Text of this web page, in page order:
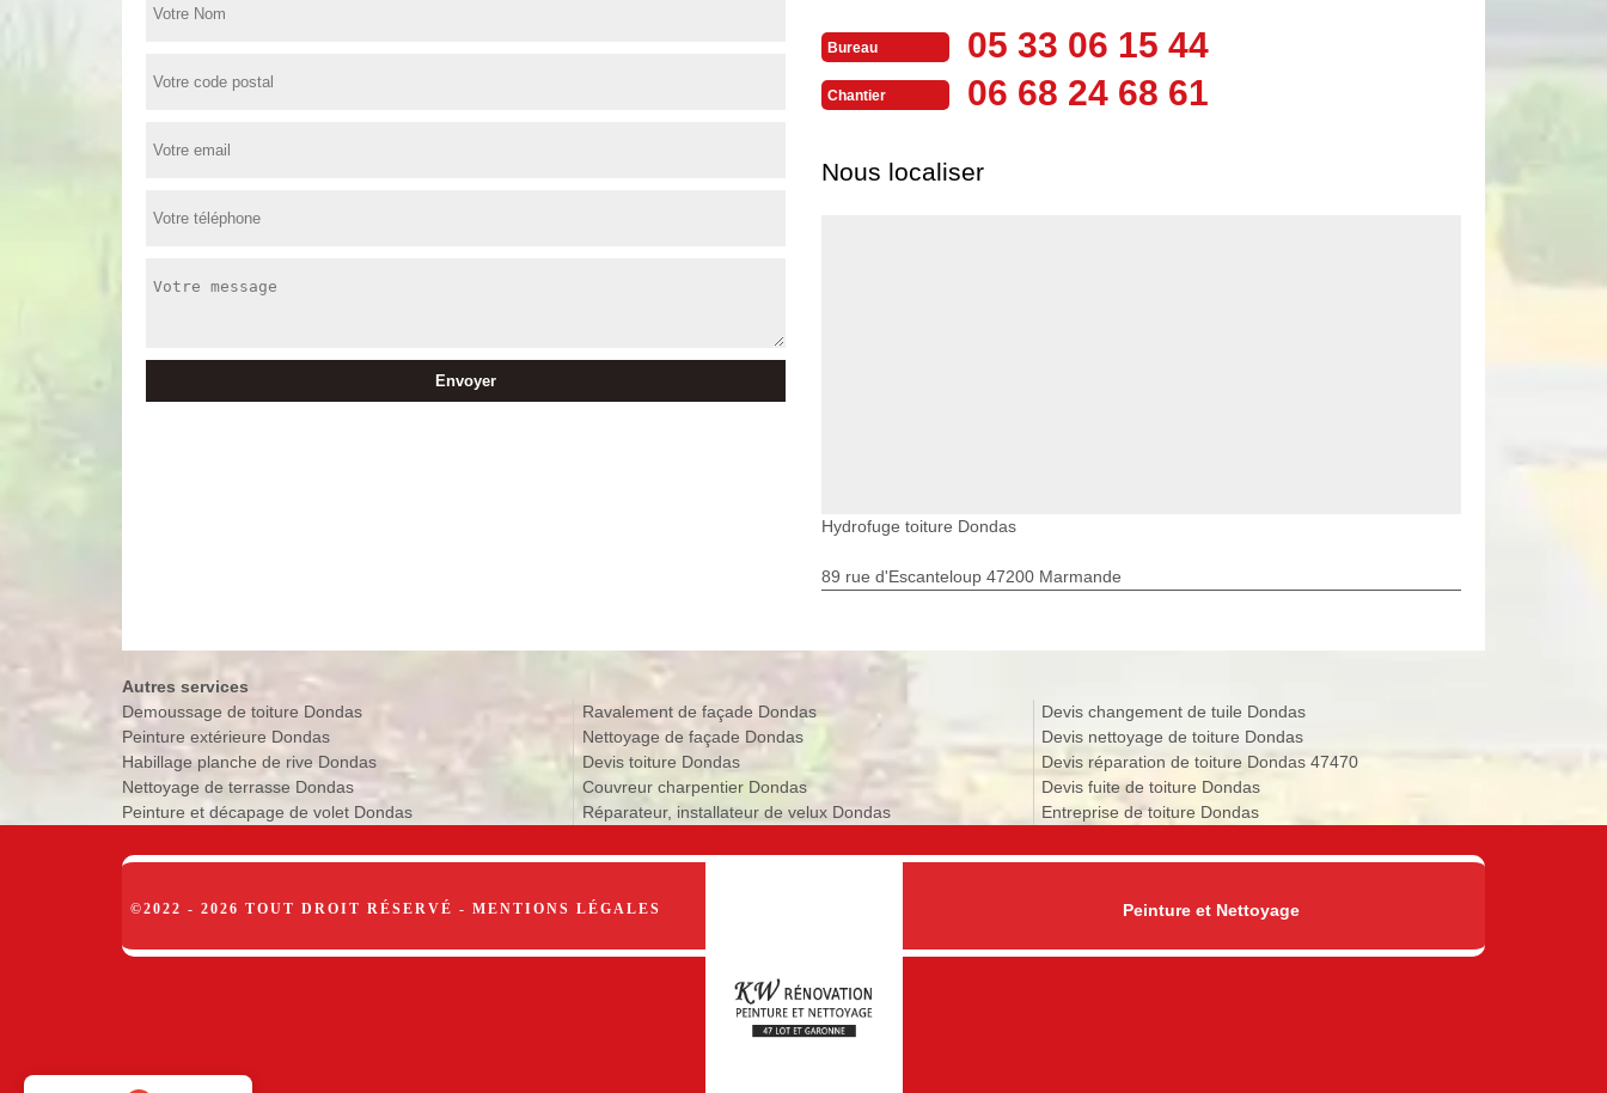
Bureau 05 33 06 15 44
Chantier 06 68 24 68 61
Nous localiser
Hydrofuge toiture Dondas
89 rue d'Escanteloup 47200 Marmande
Autres services
Demoussage de toiture Dondas
Peinture extérieure Dondas
Habillage planche de rive Dondas
Nettoyage de terrasse Dondas
Peinture et décapage de volet Dondas
Ravalement de façade Dondas
Nettoyage de façade Dondas
Devis toiture Dondas
Couvreur charpentier Dondas
Réparateur, installateur de velux Dondas
Devis changement de tuile Dondas
Devis nettoyage de toiture Dondas
Devis réparation de toiture Dondas 47470
Devis fuite de toiture Dondas
Entreprise de toiture Dondas
©2022 - 2026 TOUT DROIT RÉSERVÉ - MENTIONS LÉGALES Peinture et Nettoyage